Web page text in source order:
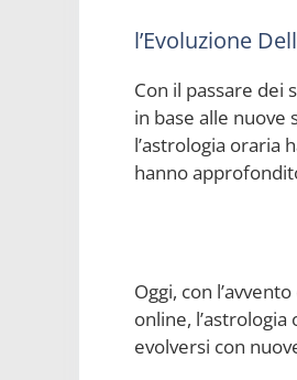
l’Evoluzione
Con il passare dei
in base alle nuove
l’astrologia oraria
hanno
Oggi, con
online,
evolversi con